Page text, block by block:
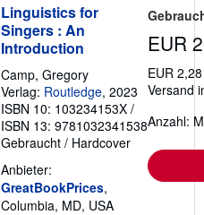
Linguistics for
Singers : An
Introduction
Camp, Gregory
Verlag: Routledge, 2023
ISBN 10: 103234153X /
ISBN 13: 9781032341538
Gebraucht / Hardcover
Anbieter:
GreatBookPrices,
Columbia, MD, USA
EUR
EUR
Versand
Anzahl: